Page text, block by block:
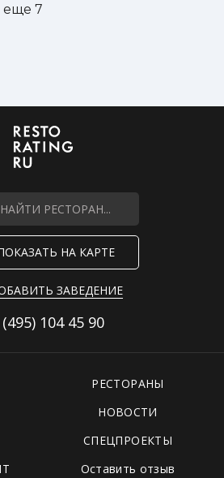
еще 7
НАЙТИ РЕСТОРАН...
НА КАРТЕ
ЗАВЕДЕНИЕ
104 45 90
РЕСТОРАНЫ
НОВОСТИ
СПЕЦПРОЕКТЫ
Оставить отзыв